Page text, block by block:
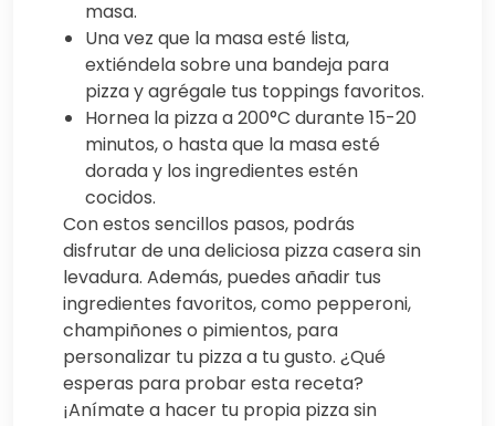
masa.
Una vez que la masa esté lista,
extiéndela sobre una bandeja para
pizza y agrégale tus toppings favoritos.
Hornea la pizza a 200°C durante 15-20
minutos, o hasta que la masa esté
dorada y los ingredientes estén
cocidos.
Con estos sencillos pasos, podrás
disfrutar de una deliciosa pizza casera sin
levadura. Además, puedes añadir tus
ingredientes favoritos, como pepperoni,
champiñones o pimientos, para
personalizar tu pizza a tu gusto. ¿Qué
esperas para probar esta receta?
¡Anímate a hacer tu propia pizza sin